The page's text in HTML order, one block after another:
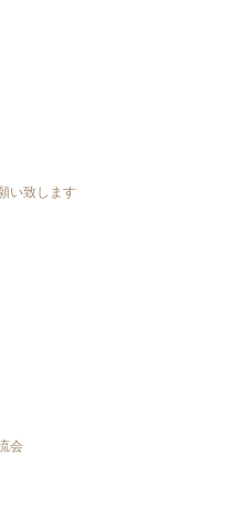
い致します
会